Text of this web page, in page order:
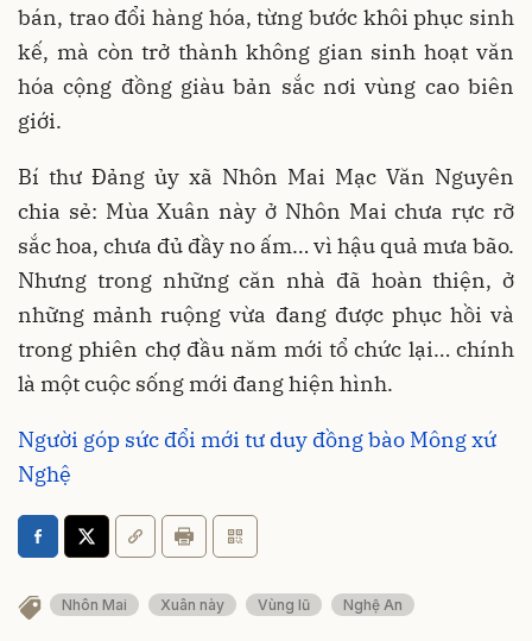
bán, trao đổi hàng hóa, từng bước khôi phục sinh
kế, mà còn trở thành không gian sinh hoạt văn
hóa cộng đồng giàu bản sắc nơi vùng cao biên
giới.
Bí thư Đảng ủy xã Nhôn Mai Mạc Văn Nguyên
chia sẻ: Mùa Xuân này ở Nhôn Mai chưa rực rỡ
sắc hoa, chưa đủ đầy no ấm… vì hậu quả mưa bão.
Nhưng trong những căn nhà đã hoàn thiện, ở
những mảnh ruộng vừa đang được phục hồi và
trong phiên chợ đầu năm mới tổ chức lại… chính
là một cuộc sống mới đang hiện hình.
Người góp sức đổi mới tư duy đồng bào Mông xứ
Nghệ
Nhôn Mai Xuân này Vùng lũ Nghệ An